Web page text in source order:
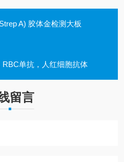
A) 胶体金检测大板
RBC单抗，人红细胞抗体
留言